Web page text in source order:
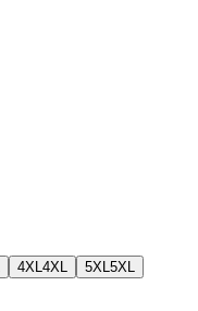
4XL 4XL 5XL 5XL